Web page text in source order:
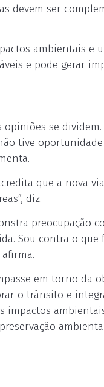
devem ser
ambientais e
e pode gerar
se
tive
que a nova
diz.
preocupação
Sou contra o
em torno da
o trânsito e
impactos